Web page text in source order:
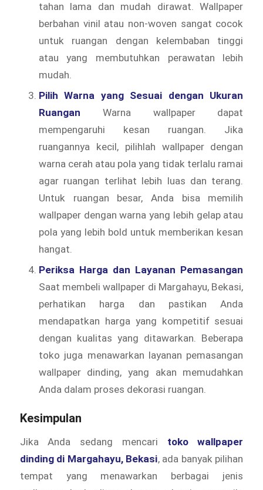
tahan lama dan mudah dirawat. Wallpaper
berbahan vinil atau non-woven sangat cocok
untuk ruangan dengan kelembaban tinggi
atau yang membutuhkan perawatan lebih
mudah.
Pilih Warna yang Sesuai dengan Ukuran
Ruangan Warna wallpaper dapat
mempengaruhi kesan ruangan. Jika
ruangannya kecil, pilihlah wallpaper dengan
warna cerah atau pola yang tidak terlalu ramai
agar ruangan terlihat lebih luas dan terang.
Untuk ruangan besar, Anda bisa memilih
wallpaper dengan warna yang lebih gelap atau
pola yang lebih bold untuk memberikan kesan
hangat.
Periksa Harga dan Layanan Pemasangan
Saat membeli wallpaper di Margahayu, Bekasi,
perhatikan harga dan pastikan Anda
mendapatkan harga yang kompetitif sesuai
dengan kualitas yang ditawarkan. Beberapa
toko juga menawarkan layanan pemasangan
wallpaper dinding, yang akan memudahkan
Anda dalam proses dekorasi ruangan.
Kesimpulan
Jika Anda sedang mencari toko wallpaper
dinding di Margahayu, Bekasi, ada banyak pilihan
tempat yang menawarkan berbagai jenis